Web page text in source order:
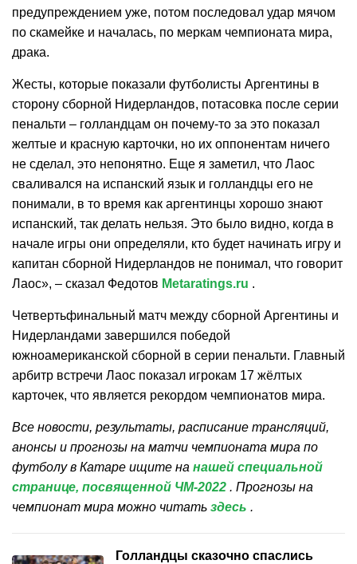
предупреждением уже, потом последовал удар мячом
по скамейке и началась, по меркам чемпионата мира,
драка.
Жесты, которые показали футболисты Аргентины в
сторону сборной Нидерландов, потасовка после серии
пенальти – голландцам он почему-то за это показал
желтые и красную карточки, но их оппонентам ничего
не сделал, это непонятно. Еще я заметил, что Лаос
сваливался на испанский язык и голландцы его не
понимали, в то время как аргентинцы хорошо знают
испанский, так делать нельзя. Это было видно, когда в
начале игры они определяли, кто будет начинать игру и
капитан сборной Нидерландов не понимал, что говорит
Лаос», – сказал Федотов Metaratings.ru .
Четвертьфинальный матч между сборной Аргентины и
Нидерландами завершился победой
южноамериканской сборной в серии пенальти. Главный
арбитр встречи Лаос показал игрокам 17 жёлтых
карточек, что является рекордом чемпионатов мира.
Все новости, результаты, расписание трансляций,
анонсы и прогнозы на матчи чемпионата мира по
футболу в Катаре ищите на нашей специальной
странице, посвященной ЧМ-2022 . Прогнозы на
чемпионат мира можно читать здесь .
Голландцы сказочно спаслись